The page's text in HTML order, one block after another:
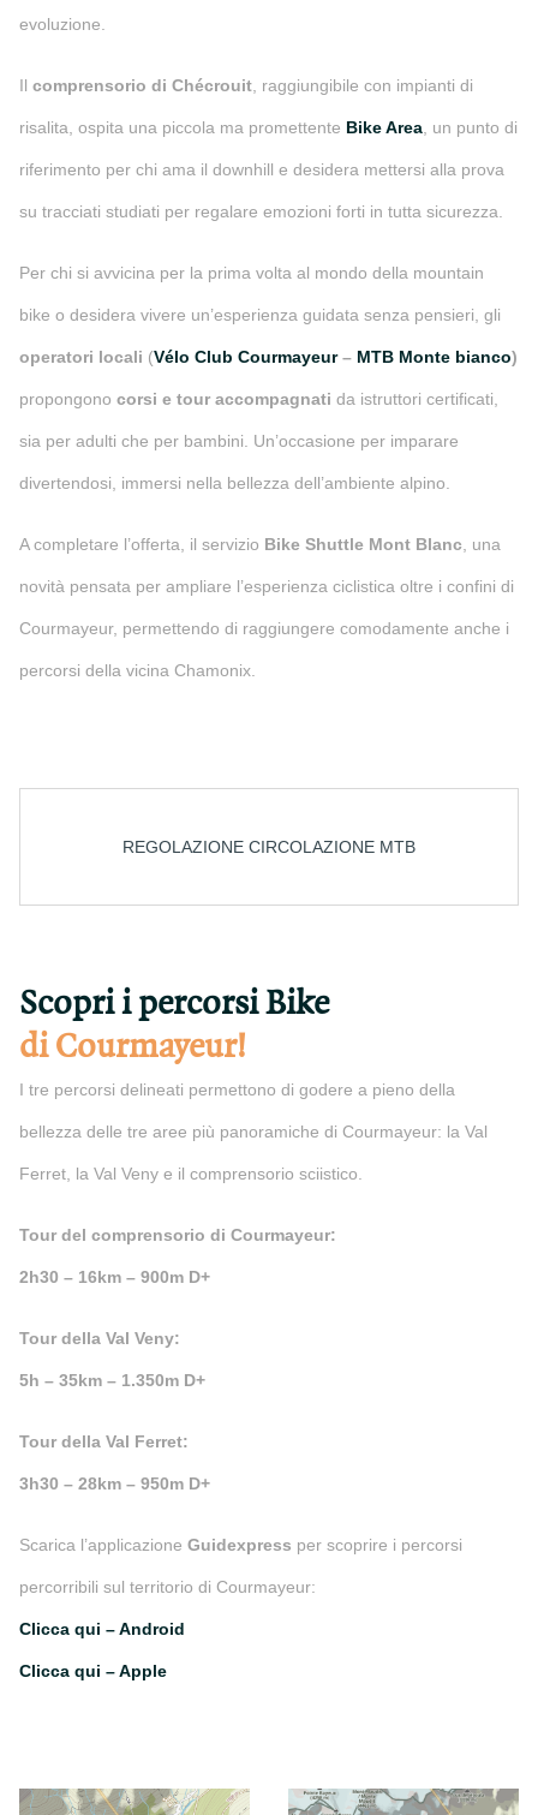
evoluzione.
Il comprensorio di Chécrouit , raggiungibile con impianti di
risalita, ospita una piccola ma promettente Bike Area , un punto di
riferimento per chi ama il downhill e desidera mettersi alla prova
su tracciati studiati per regalare emozioni forti in tutta sicurezza.
Per chi si avvicina per la prima volta al mondo della mountain
bike o desidera vivere un’esperienza guidata senza pensieri, gli
operatori locali (Vélo Club Courmayeur– MTB Monte bianco)
propongono corsi e tour accompagnati da istruttori certificati,
sia per adulti che per bambini. Un’occasione per imparare
divertendosi, immersi nella bellezza dell’ambiente alpino.
A completare l’offerta, il servizio Bike Shuttle Mont Blanc , una
novità pensata per ampliare l’esperienza ciclistica oltre i confini di
Courmayeur, permettendo di raggiungere comodamente anche i
percorsi della vicina Chamonix.
REGOLAZIONE CIRCOLAZIONE MTB
Scopri i percorsi Bike
di Courmayeur!
I tre percorsi delineati permettono di godere a pieno della
bellezza delle tre aree più panoramiche di Courmayeur: la Val
Ferret, la Val Veny e il comprensorio sciistico.
Tour del comprensorio di Courmayeur:
2h30 – 16km – 900m D+
Tour della Val Veny:
5h – 35km – 1.350m D+
Tour della Val Ferret:
3h30 – 28km – 950m D+
Scarica l’applicazione Guidexpress per scoprire i percorsi
percorribili sul territorio di Courmayeur:
Clicca qui – Android
Clicca qui – Apple